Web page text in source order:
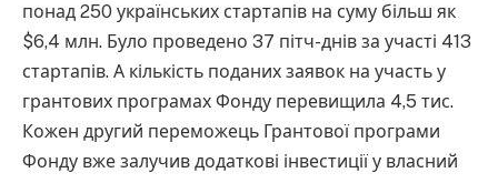
понад 250 українських стартапів на суму більш як
$6,4 млн. Було проведено 37 пітч-днів за участі 413
стартапів. А кількість поданих заявок на участь у
грантових програмах Фонду перевищила 4,5 тис.
Кожен другий переможець Грантової програми
Фонду вже залучив додаткові інвестиції у власний